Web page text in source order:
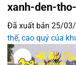
xanh-den-
Đã xuất bản 25/
thế, cao quý của